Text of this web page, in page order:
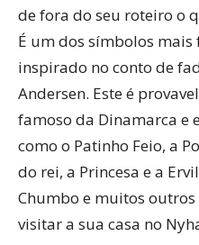
de fora do seu roteiro o
É um dos símbolos mais
inspirado no conto de
Andersen. Este é
famoso da Dinamarca e
como o Patinho Feio, a
do rei, a Princesa e a
Chumbo e muitos outros
visitar a sua casa no